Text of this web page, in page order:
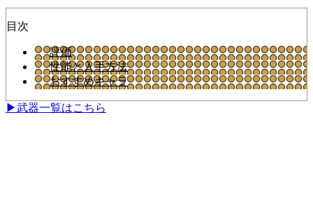
目次
評価
性能と入手方法
おすすめキャラ
▶武器一覧はこちら